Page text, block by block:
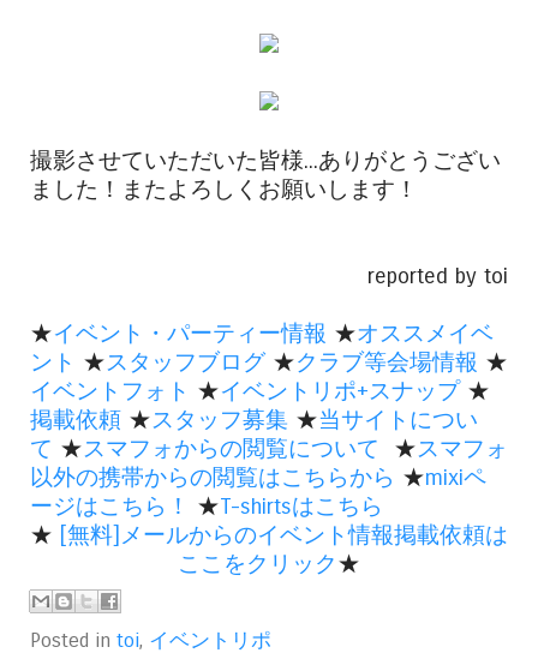
撮影させていただいた皆様...ありがとうござい
ました！またよろしくお願いします！
reported by toi
★イベント・パーティー情報 ★オススメイベ
ント ★スタッフブログ ★クラブ等会場情報 ★
イベントフォト ★イベントリポ+スナップ★
掲載依頼 ★スタッフ募集 ★当サイトについ
て ★スマフォからの閲覧について ★スマフォ
以外の携帯からの閲覧はこちらから ★mixiペ
ージはこちら！
★T-shirtsはこちら
★ [無料]メールからのイベント情報掲載依頼は
ここをクリック★
Posted in toi, イベントリポ